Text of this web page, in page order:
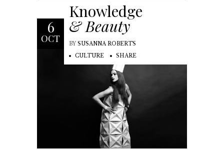
6
OCT
Knowledge
& Beauty
BY SUSANNA ROBERTS
CULTURE
SHARE